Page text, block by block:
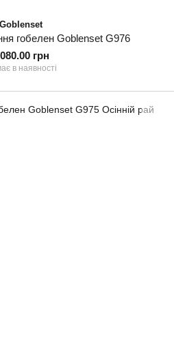
Goblenset
гобелен Goblenset G976
грн
в наявності